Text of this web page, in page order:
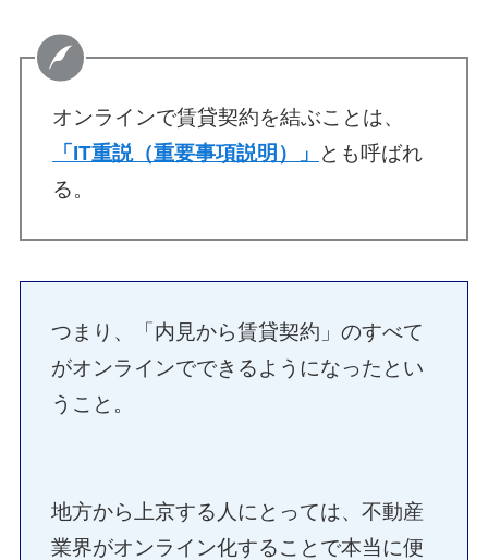
オンラインで賃貸契約を結ぶことは、
「IT重説（重要事項説明）」
とも呼ばれ
る。
つまり、「内見から賃貸契約」のすべて
がオンラインでできるようになったとい
うこと。
地方から上京する人にとっては、不動産
業界がオンライン化することで本当に便